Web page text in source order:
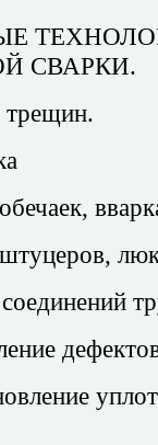
СВАРКИ.
трещин.